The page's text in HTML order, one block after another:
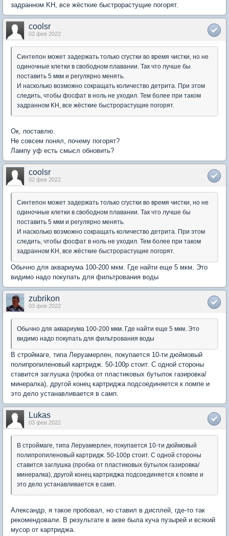
задранном KH, все жёсткие быстрорастущие погорят.
coolsr
02 фев 2022
Синтепон может задержать только сгустки во время чистки, но не
одиночные клетки в свободном плавании. Так что лучше бы
поставить 5 мкм и регулярно менять.
И насколько возможно сокращать количество детрита. При этом
следить, чтобы фосфат в ноль не уходил. Тем более при таком
задранном KH, все жёсткие быстрорастущие погорят.
Ок, поставлю.
Не совсем понял, почему погорят?
Лампу уф есть смысл обновить?
coolsr
02 фев 2022
Синтепон может задержать только сгустки во время чистки, но не
одиночные клетки в свободном плавании. Так что лучше бы
поставить 5 мкм и регулярно менять.
И насколько возможно сокращать количество детрита. При этом
следить, чтобы фосфат в ноль не уходил. Тем более при таком
задранном KH, все жёсткие быстрорастущие погорят.
Обычно для аквариума 100-200 мкм. Где найти еще 5 мкм. Это
видимо надо покупать для фильтрования воды
zubrikon
03 фев 2022
Обычно для аквариума 100-200 мкм. Где найти еще 5 мкм. Это
видимо надо покупать для фильтрования воды
В строймаге, типа Леруамерлен, покупается 10-ти дюймовый
полипропиленовый картридж. 50-100р стоит. С одной стороны
ставится заглушка (пробка от пластиковых бутылок газировка/
минералка), другой конец картриджа подсоединяется к помпе и
это дело устанавливается в самп.
Lukas
03 фев 2022
В строймаге, типа Леруамерлен, покупается 10-ти дюймовый
полипропиленовый картридж. 50-100р стоит. С одной стороны
ставится заглушка (пробка от пластиковых бутылок газировка/
минералка), другой конец картриджа подсоединяется к помпе и
это дело устанавливается в самп.
Александр, я такое пробовал, но ставил в дисплей, где-то так
рекомендовали. В результате в акве была куча пузырей и всякий
мусор от картриджа.